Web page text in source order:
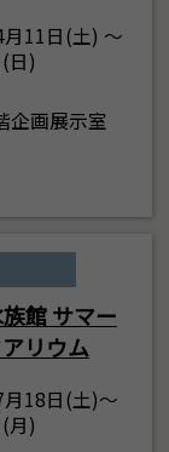
11日(土) ～
日)
企画展示室
館 サマー
リウム
18日(土)～
月)